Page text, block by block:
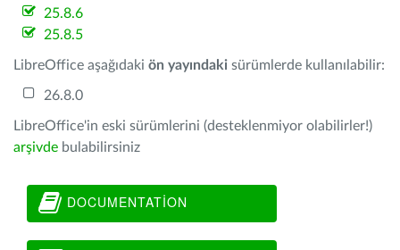
25.8.6
25.8.5
LibreOffice aşağıdaki ön yayındaki sürümlerde kullanılabilir:
26.8.0
LibreOffice'in eski sürümlerini (desteklenmiyor olabilirler!)
arşivde bulabilirsiniz
DOCUMENTATION